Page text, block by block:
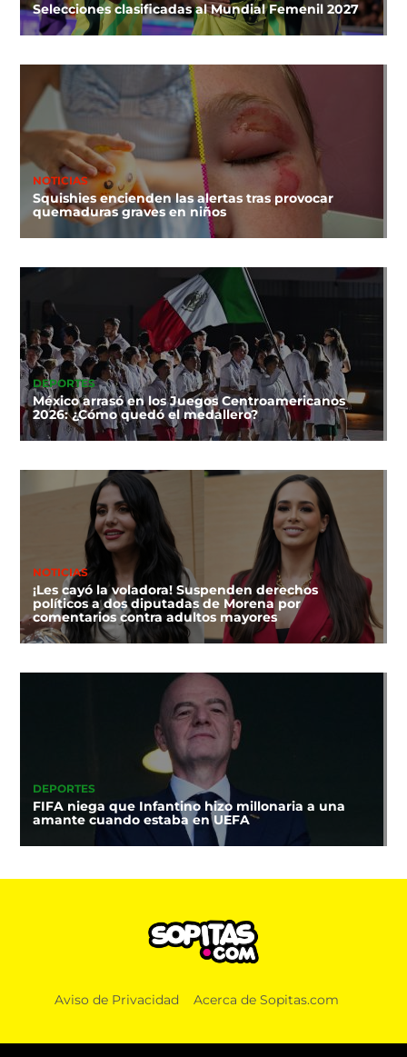
Selecciones clasificadas al Mundial Femenil 2027
NOTICIAS
Squishies encienden las alertas tras provocar
quemaduras graves en niños
DEPORTES
México arrasó en los Juegos Centroamericanos
2026: ¿Cómo quedó el medallero?
NOTICIAS
¡Les cayó la voladora! Suspenden derechos
políticos a dos diputadas de Morena por
comentarios contra adultos mayores
DEPORTES
FIFA niega que Infantino hizo millonaria a una
amante cuando estaba en UEFA
Aviso de Privacidad Acerca de Sopitas.com